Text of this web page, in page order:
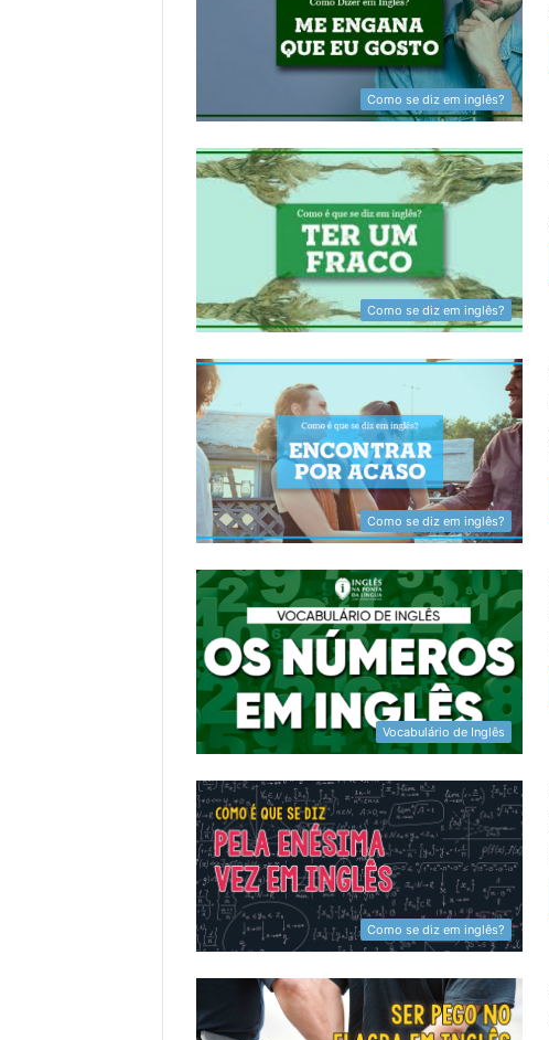
Como se diz em inglês?
Como se diz em inglês?
Como se diz em inglês?
Vocabulário de Inglês
Como se diz em inglês?